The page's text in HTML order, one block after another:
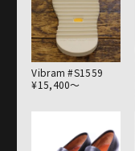
Vibram #S1559
¥15,400〜